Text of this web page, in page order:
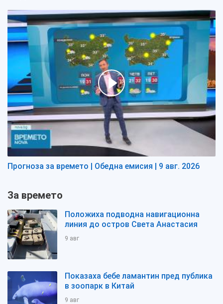
Прогноза за времето | Обедна емисия | 9 авг. 2026
За времето
Положиха подводна навигационна
линия до остров Света Анастасия
9 авг
Показаха бебе ламантин пред публика
в зоопарк в Китай
9 авг